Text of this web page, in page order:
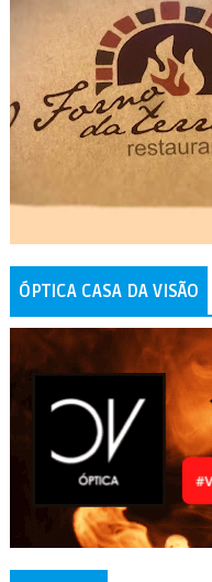
ÓPTICA CASA DA VISÃO